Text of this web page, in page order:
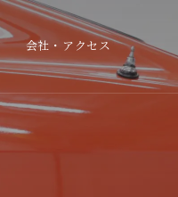
会社・アクセス